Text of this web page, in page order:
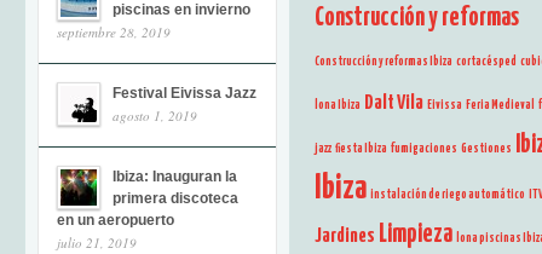
piscinas en invierno
septiembre 28, 2019
Festival Eivissa Jazz
agosto 1, 2019
Ibiza: Inauguran la
primera discoteca
en un aeropuerto
julio 21, 2019
Construcción y reformas
Construcción y reformas Ibiza cortacésped
lona Ibiza Dalt Vila Eivissa Feria Medieval
jazz fiesta Ibiza fumigaciones Gestiones
Ibiza instalación de riego automático ITV
Jardines Limpieza lona piscinas